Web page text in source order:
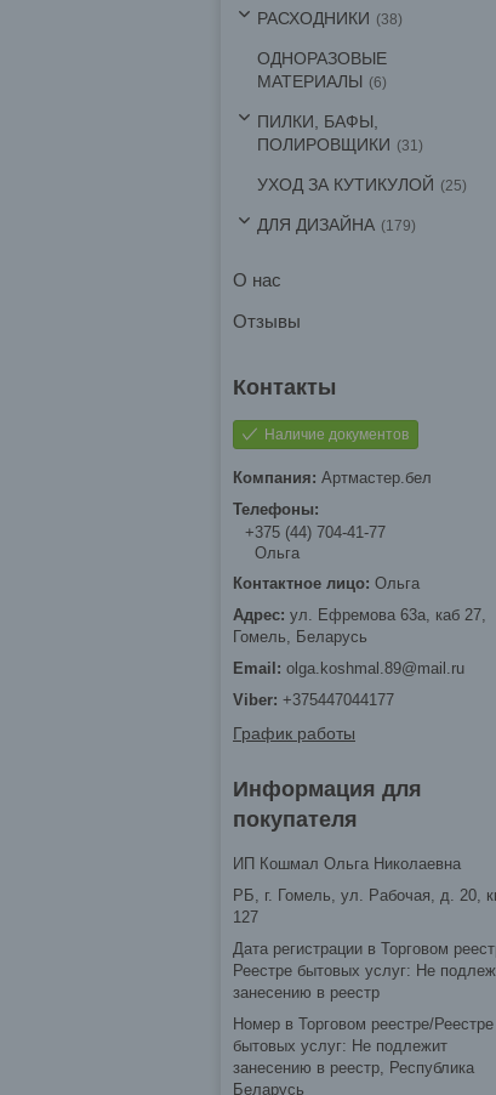
РАСХОДНИКИ 38
ОДНОРАЗОВЫЕ
МАТЕРИАЛЫ
6
ПИЛКИ, БАФЫ,
ПОЛИРОВЩИКИ
31
УХОД ЗА КУТИКУЛОЙ 25
ДЛЯ ДИЗАЙНА 179
О нас
Отзывы
Наличие документов
Артмастер.бел
+375 (44) 704-41-77
Ольга
Ольга
ул. Ефремова 63а, каб 27,
Гомель, Беларусь
olga.koshmal.89@mail.ru
+375447044177
График работы
Информация для
покупателя
ИП Кошмал Ольга Николаевна
РБ, г. Гомель, ул. Рабочая, д. 20,
127
Дата регистрации в Торговом
Реестре бытовых услуг: Не
занесению в реестр
Номер в Торговом реестре/Реестре
бытовых услуг: Не подлежит
занесению в реестр, Республика
Беларусь